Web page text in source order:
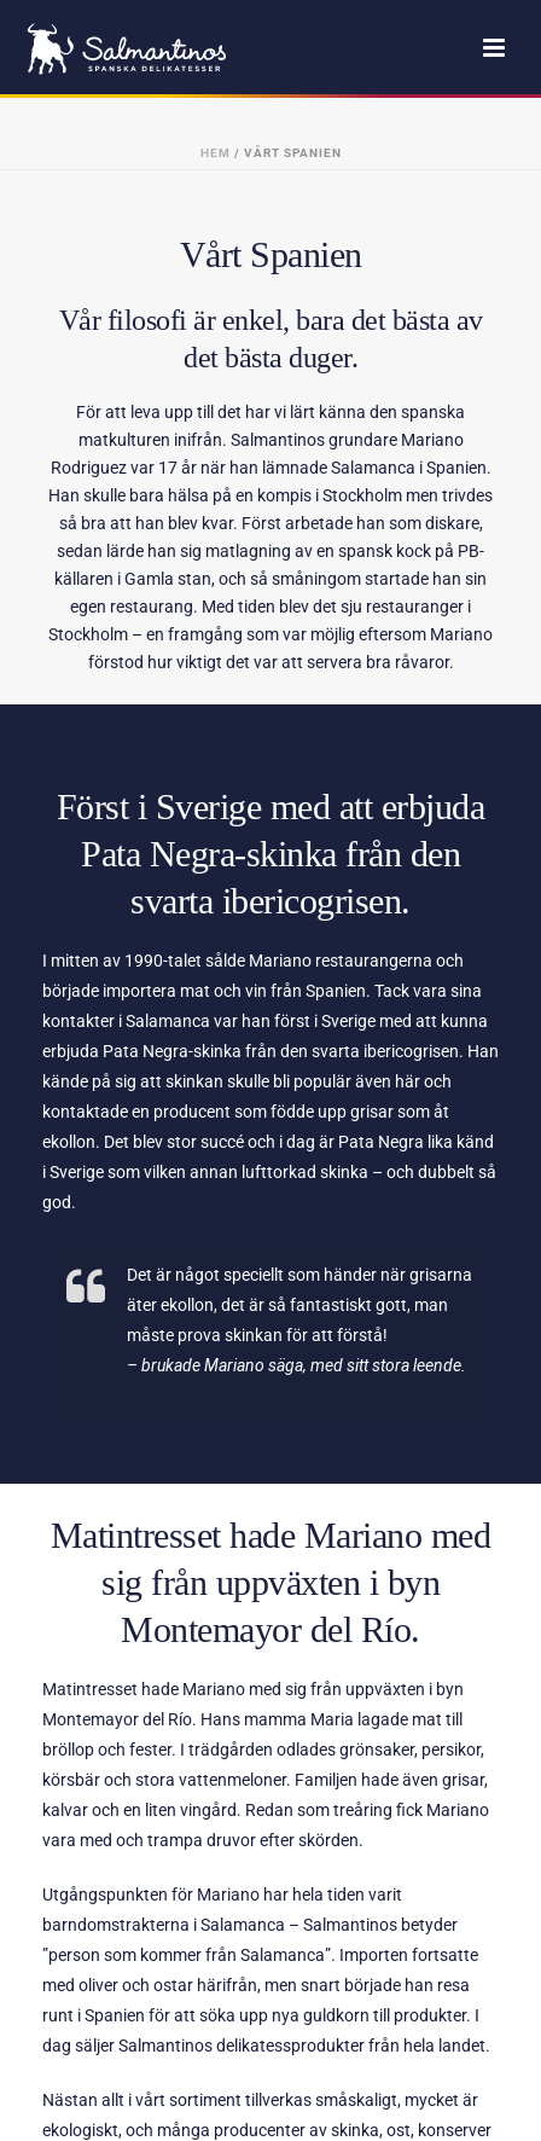
HEM / VÅRT SPANIEN
Vårt Spanien
Vår filosofi är enkel, bara det bästa av
det bästa duger.
För att leva upp till det har vi lärt känna den spanska
matkulturen inifrån. Salmantinos grundare Mariano
Rodriguez var 17 år när han lämnade Salamanca i Spanien.
Han skulle bara hälsa på en kompis i Stockholm men trivdes
så bra att han blev kvar. Först arbetade han som diskare,
sedan lärde han sig matlagning av en spansk kock på PB-
källaren i Gamla stan, och så småningom startade han sin
egen restaurang. Med tiden blev det sju restauranger i
Stockholm – en framgång som var möjlig eftersom Mariano
förstod hur viktigt det var att servera bra råvaror.
Först i Sverige med att erbjuda
Pata Negra-skinka från den
svarta ibericogrisen.
I mitten av 1990-talet sålde Mariano restaurangerna och
började importera mat och vin från Spanien. Tack vara sina
kontakter i Salamanca var han först i Sverige med att kunna
erbjuda Pata Negra-skinka från den svarta ibericogrisen. Han
kände på sig att skinkan skulle bli populär även här och
kontaktade en producent som födde upp grisar som åt
ekollon. Det blev stor succé och i dag är Pata Negra lika känd
i Sverige som vilken annan lufttorkad skinka – och dubbelt så
god.
Det är något speciellt som händer när grisarna
äter ekollon, det är så fantastiskt gott, man
måste prova skinkan för att förstå!
– brukade Mariano säga, med sitt stora leende.
Matintresset hade Mariano med
sig från uppväxten i byn
Montemayor del Río.
Matintresset hade Mariano med sig från uppväxten i byn
Montemayor del Río. Hans mamma Maria lagade mat till
bröllop och fester. I trädgården odlades grönsaker, persikor,
körsbär och stora vattenmeloner. Familjen hade även grisar,
kalvar och en liten vingård. Redan som treåring fick Mariano
vara med och trampa druvor efter skörden.
Utgångspunkten för Mariano har hela tiden varit
barndomstrakterna i Salamanca – Salmantinos betyder
”person som kommer från Salamanca”. Importen fortsatte
med oliver och ostar härifrån, men snart började han resa
runt i Spanien för att söka upp nya guldkorn till produkter. I
dag säljer Salmantinos delikatessprodukter från hela landet.
Nästan allt i vårt sortiment tillverkas småskaligt, mycket är
ekologiskt, och många producenter av skinka, ost, konserver